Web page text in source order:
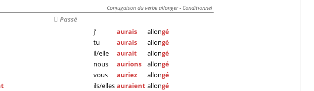
Conjugaison du verbe allonger - Conditionnel
Passé
j'
aurais allongé
tu
aurais allongé
il/elle
aurait allongé
nous
aurions allongé
vous
auriez allongé
ils/elles auraient allongé